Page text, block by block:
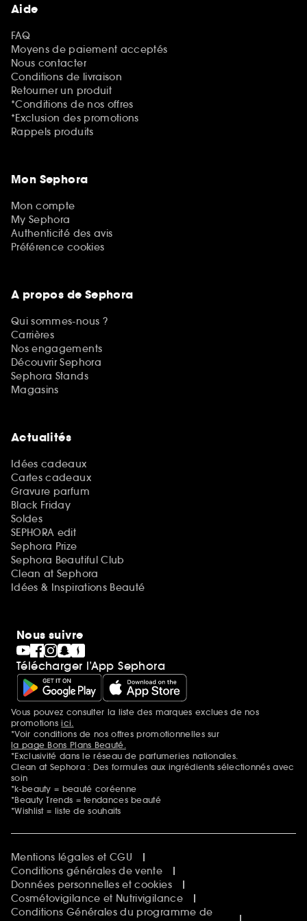
Aide
FAQ
Moyens de paiement acceptés
Nous contacter
Conditions de livraison
Retourner un produit
*Conditions de nos offres
*Exclusion des promotions
Rappels produits
Mon Sephora
Mon compte
My Sephora
Authenticité des avis
Préférence cookies
A propos de Sephora
Qui sommes-nous ?
Carrières
Nos engagements
Découvrir Sephora
Sephora Stands
Magasins
Actualités
Idées cadeaux
Cartes cadeaux
Gravure parfum
Black Friday
Soldes
SEPHORA edit
Sephora Prize
Sephora Beautiful Club
Clean at Sephora
Idées & Inspirations Beauté
Nous suivre
Télécharger l’App Sephora
Mentions additionnelles
Vous pouvez consulter la liste des marques exclues de nos
promotionsici.
*Voir conditions de nos offres promotionnelles sur
la page Bons Plans Beauté.
*Exclusivité dans le réseau de parfumeries nationales.
Clean at Sephora : Des formules aux ingrédients sélectionnés avec
soin
*k-beauty = beauté coréenne
*Beauty Trends = tendances beauté
*Wishlist = liste de souhaits
Mentions légales et CGU
Conditions générales de vente
Données personnelles et cookies
Cosmétovigilance et Nutrivigilance
Conditions Générales du programme de